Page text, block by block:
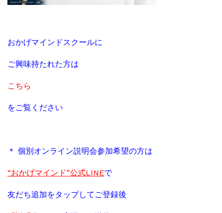
おかげマインドスクールに
ご興味持たれた方は
こちら
をご覧ください
＊ 個別オンライン説明会参加希望の方は
“おかげマインド”公式LINEで
友だち追加をタップしてご登録後